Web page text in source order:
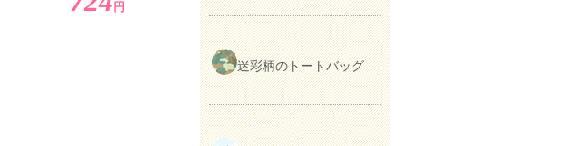
円
迷彩柄のトートバッグ